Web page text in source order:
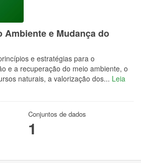
Ambiente e Mudança do
e estratégias para o
e a recuperação do meio ambiente, o
naturais, a valorização dos... Leia
Conjuntos de dados
1